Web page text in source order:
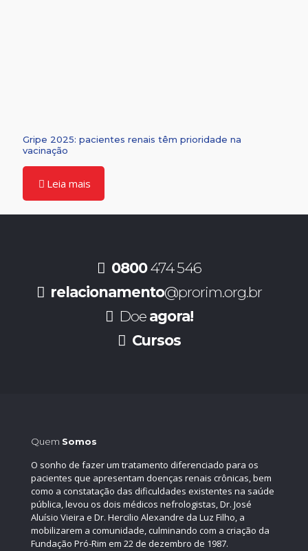
Gripe 2025: pacientes renais têm prioridade na
vacinação
Leia mais
0800474 546
relacionamento@prorim.org.br
Doe agora!
Cursos
Quem Somos
O sonho de fazer um tratamento diferenciado para os
pacientes que apresentam doenças renais crônicas, bem
como a constatação das dificuldades existentes na saúde
pública, levou os dois médicos nefrologistas, Dr. José
Aluísio Vieira e Dr. Hercilio Alexandre da Luz Filho, a
mobilizarem a comunidade, culminando com a criação da
Fundação Pró-Rim em 22 de dezembro de 1987.